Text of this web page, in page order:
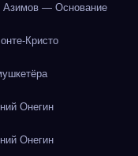
Азимов — Основание
Кристо
Онегин
Онегин